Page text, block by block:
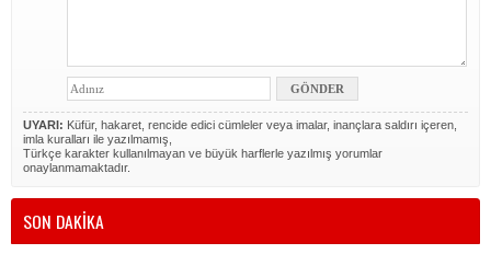
UYARI: Küfür, hakaret, rencide edici cümleler veya imalar, inançlara saldırı içeren,
imla kuralları ile yazılmamış,
Türkçe karakter kullanılmayan ve büyük harflerle yazılmış yorumlar
onaylanmamaktadır.
SON DAKİKA